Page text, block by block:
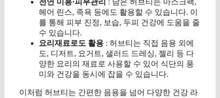
천연 미용·피부관리 : 남은 허브티는 마스크팩,
헤어 린스, 족욕 등에도 활용할 수 있습니다. 이
를 통해 피부 진정, 보습, 두피 건강에 도움을 줄
수 있습니다.
요리재료로도 활용 : 허브티는 직접 음용 외에
도, 디저트, 요거트, 샐러드 드레싱, 젤리 등 다
양한 요리의 재료로 사용할 수 있어 식단의 풍
미와 건강을 동시에 잡을 수 있습니다.
이처럼 허브티는 간편한 음용을 넘어 다양한 건강 라